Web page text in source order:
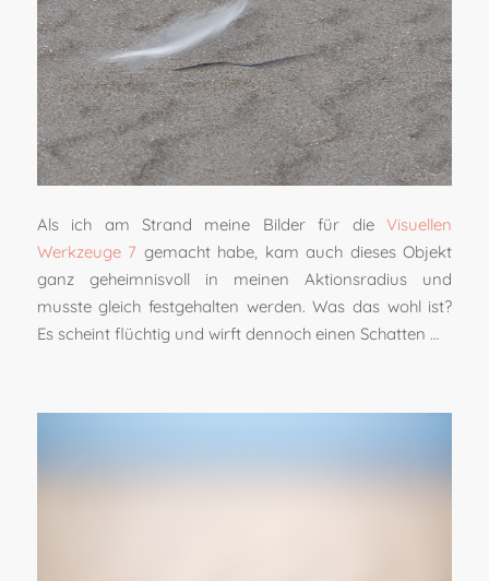
Als ich am Strand meine Bilder für dieVisuellen
Werkzeuge 7 gemacht habe, kam auch dieses Objekt
ganz geheimnisvoll in meinen Aktionsradius und
musste gleich festgehalten werden. Was das wohl ist?
Es scheint flüchtig und wirft dennoch einen Schatten …